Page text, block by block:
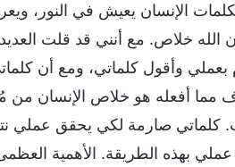
الإنسان يعيش في النور،
الله خلاص. مع أنني قد قلت العديد
بعملي وأقول كلماتي، ومع أن
مما أفعله هو خلاص الإنسان من
كلماتي صارمة لكي يحقق
عملي بهذه الطريقة. الأهمية